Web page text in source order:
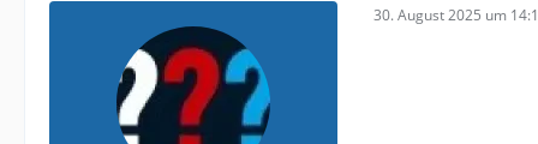
30. August 2025 um